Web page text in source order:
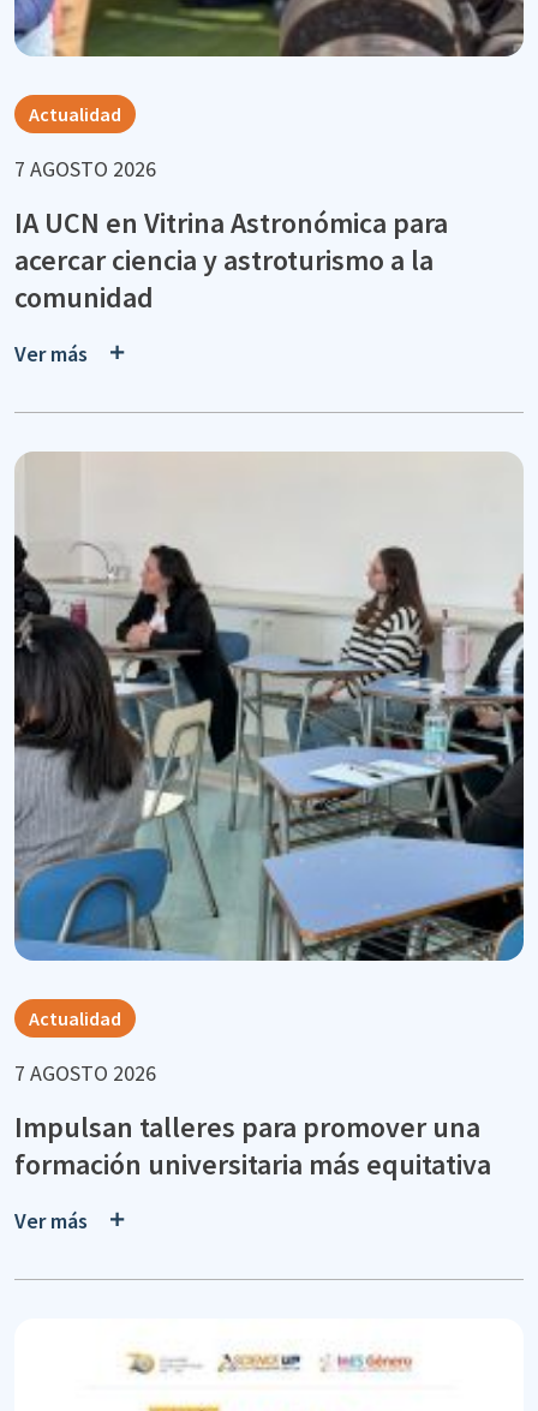
Actualidad
7 AGOSTO 2026
IA UCN en Vitrina Astronómica para
acercar ciencia y astroturismo a la
comunidad
Ver más
Actualidad
7 AGOSTO 2026
Impulsan talleres para promover una
formación universitaria más equitativa
Ver más